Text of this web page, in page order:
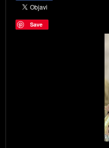
Save